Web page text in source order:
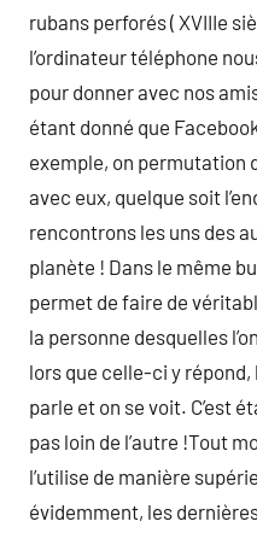
rubans perforés ( XVIIIe
l’ordinateur téléphone
pour donner avec nos
étant donné que
exemple, on permutation
avec eux, quelque soit
rencontrons les uns des
planète ! Dans le même
permet de faire de
la personne desquelles
lors que celle-ci y
parle et on se voit. C’est
pas loin de l’autre !Tout
l’utilise de manière
évidemment, les